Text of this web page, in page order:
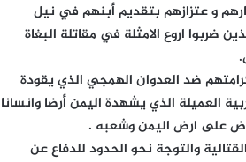
و عتزازهم بتقديم أبنهم في نيل
ضربوا اروع الامثلة في مقاتلة البغاة
ضد العدوان الهمجي الذي يقودة
العميلة الذي يشهدة اليمن أرضا وانسانا
على ارض اليمن وشعبه .
والتوجة نحو الحدود للدفاع عن